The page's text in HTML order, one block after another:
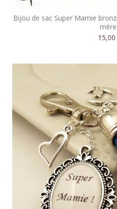
Bijou de sac Super Mamie